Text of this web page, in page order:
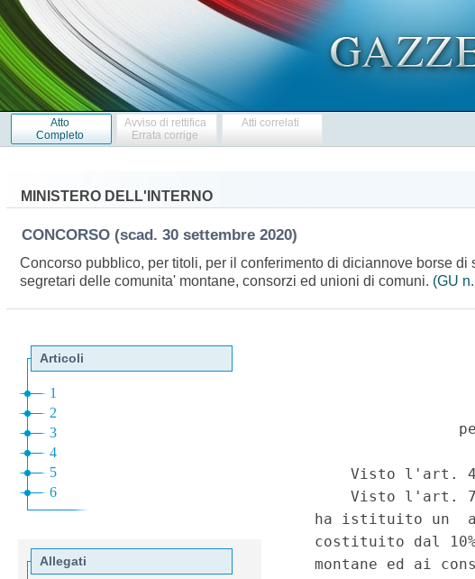
Atto
Completo
Avviso di rettifica
Errata corrige
Atti correlati
MINISTERO DELL'INTERNO
CONCORSO (scad. 30 settembre 2020)
Concorso pubblico, per titoli, per il conferimento di diciannove borse
segretari delle comunita' montane, consorzi ed unioni di comuni. (GU